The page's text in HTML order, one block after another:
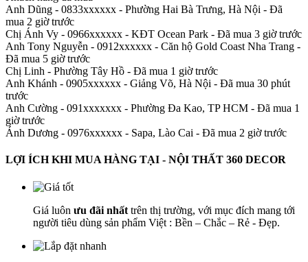
Anh Dũng - 0833xxxxxx - Phường Hai Bà Trưng, Hà Nội - Đã
mua 2 giờ trước
Chị Ánh Vy - 0966xxxxxx - KĐT Ocean Park - Đã mua 3 giờ trước
Anh Tony Nguyễn - 0912xxxxxx - Căn hộ Gold Coast Nha Trang -
Đã mua 5 giờ trước
Chị Linh - Phường Tây Hồ - Đã mua 1 giờ trước
Anh Khánh - 0905xxxxxx - Giảng Võ, Hà Nội - Đã mua 30 phút
trước
Anh Cường - 091xxxxxxx - Phường Đa Kao, TP HCM - Đã mua 1
giờ trước
Ánh Dương - 0976xxxxxx - Sapa, Lào Cai - Đã mua 2 giờ trước
LỢI ÍCH KHI MUA HÀNG TẠI - NỘI THẤT 360 DECOR
Giá luôn ưu đãi nhất trên thị trường, với mục đích mang tới
người tiêu dùng sản phẩm Việt : Bền – Chắc – Rẻ - Đẹp.